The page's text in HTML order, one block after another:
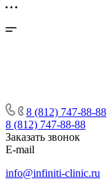
8 (812) 747-88-88
8 (812) 747-88-88
Заказать звонок
E-mail
info@infiniti-clinic.ru